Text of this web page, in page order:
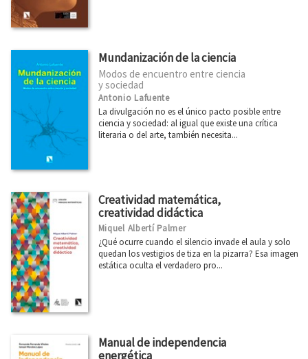
Mundanización de la ciencia
Modos de encuentro entre ciencia
y sociedad
Antonio Lafuente
La divulgación no es el único pacto posible entre
ciencia y sociedad: al igual que existe una crítica
literaria o del arte, también necesita...
Creatividad matemática,
creatividad didáctica
Miquel Albertí Palmer
¿Qué ocurre cuando el silencio invade el aula y solo
quedan los vestigios de tiza en la pizarra? Esa imagen
estática oculta el verdadero pro...
Manual de independencia
energética